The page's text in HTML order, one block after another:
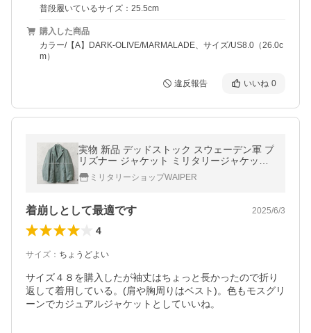
普段履いているサイズ：25.5cm
購入した商品
カラー/【A】DARK-OLIVE/MARMALADE、サイズ/US8.0（26.0c
m）
違反報告 いいね 0
実物 新品 デッドストック スウェーデン軍 プ
リズナー ジャケット ミリタリージャケット
アウター ジャンバー 軍モノ 軍服 払い下げ
【クーポン対象外】【I】
ミリタリーショップWAIPER
着崩しとして最適です 2025/6/3
4
サイズ ： ちょうどよい
サイズ４８を購入したが袖丈はちょっと長かったので折り
返して着用している。(肩や胸周りはベスト)。色もモスグリ
ーンでカジュアルジャケットとしていいね。